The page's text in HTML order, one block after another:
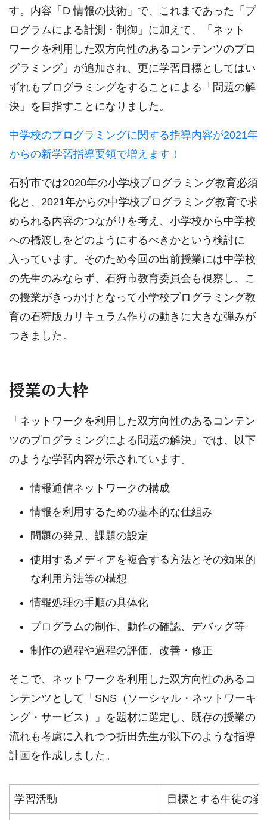
す。内容「D 情報の技術」で、これまであった「プ
ログラムによる計測・制御」に加えて、「ネット
ワークを利用した双方向性のあるコンテンツのプロ
グラミング」が追加され、更に学習目標としてはい
ずれもプログラミングをすることによる「問題の解
決」を目指すことになりました。
中学校のプログラミングに関する指導内容が2021年
からの新学習指導要領で増えます！
石狩市では2020年の小学校プログラミング教育必須
化と、2021年からの中学校プログラミング教育で求
められる内容のつながりを考え、小学校から中学校
への橋渡しをどのようにするべきかという検討に
入っています。そのため今回の出前授業には中学校
の先生のみならず、石狩市教育委員会も視察し、こ
の授業がきっかけとなって小学校プログラミング教
育の石狩版カリキュラム作りの動きに大きな弾みが
つきました。
授業の大枠
「ネットワークを利用した双方向性のあるコンテン
ツのプログラミングによる問題の解決」では、以下
のような学習内容が示されています。
情報通信ネットワークの構成
情報を利用するための基本的な仕組み
問題の発見、課題の設定
使用するメディアを複合する方法とその効果的
な利用方法等の構想
情報処理の手順の具体化
プログラムの制作、動作の確認、デバッグ等
制作の過程や過程の評価、改善・修正
そこで、ネットワークを利用した双方向性のあるコ
ンテンツとして「SNS（ソーシャル・ネットワーキ
ング・サービス）」を題材に選定し、既存の授業の
流れも考慮に入れつつ折田先生が以下のような指導
計画を作成しました。
学習活動 目標とする生徒の姿